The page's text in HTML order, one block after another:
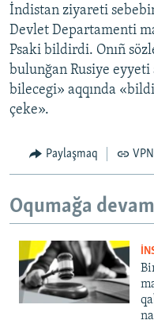
İndistan ziyareti
Devlet Departamenti
Psaki bildirdi. Onıñ
bulunğan Rusiye eyyeti
bilecegi» aqqında
çeke».
Paylaşmaq
Oqumağa